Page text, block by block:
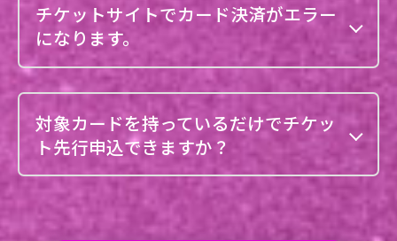
チケットサイトでカード決済がエラー
になります。
対象カードを持っているだけでチケッ
ト先行申込できますか？